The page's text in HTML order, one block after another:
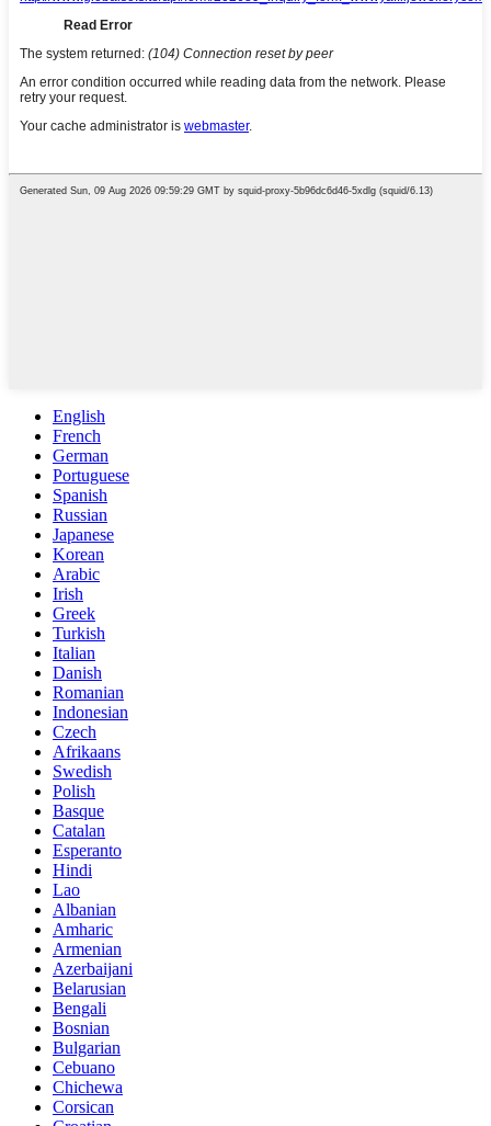
English
French
German
Portuguese
Spanish
Russian
Japanese
Korean
Arabic
Irish
Greek
Turkish
Italian
Danish
Romanian
Indonesian
Czech
Afrikaans
Swedish
Polish
Basque
Catalan
Esperanto
Hindi
Lao
Albanian
Amharic
Armenian
Azerbaijani
Belarusian
Bengali
Bosnian
Bulgarian
Cebuano
Chichewa
Corsican